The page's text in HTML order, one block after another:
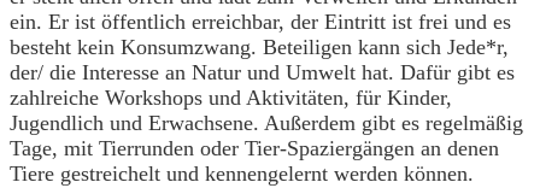
ein. Er ist öffentlich erreichbar, der Eintritt ist frei und es
besteht kein Konsumzwang. Beteiligen kann sich Jede*r,
der/ die Interesse an Natur und Umwelt hat. Dafür gibt es
zahlreiche Workshops und Aktivitäten, für Kinder,
Jugendlich und Erwachsene. Außerdem gibt es regelmäßig
Tage, mit Tierrunden oder Tier-Spaziergängen an denen
Tiere gestreichelt und kennengelernt werden können.